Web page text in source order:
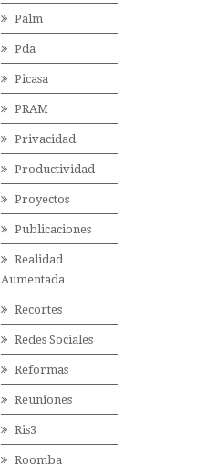
Palm
Pda
Picasa
PRAM
Privacidad
Productividad
Proyectos
Publicaciones
Realidad
Aumentada
Recortes
Redes Sociales
Reformas
Reuniones
Ris3
Roomba